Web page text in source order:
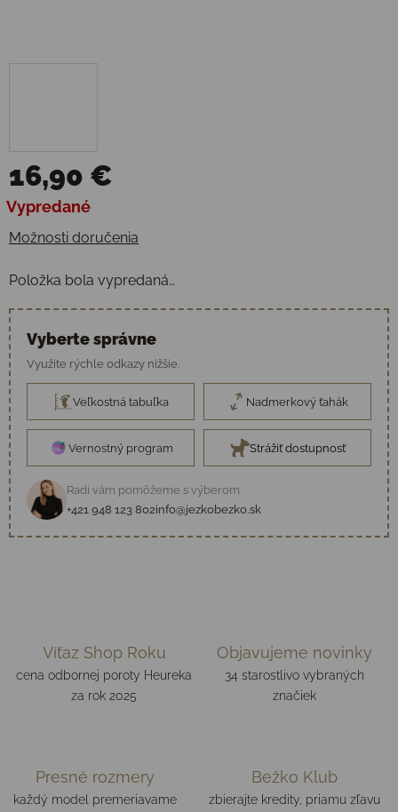
16,90 €
Jednotková cena:
Vypredané
Možnosti doručenia
Položka bola vypredaná…
Vyberte správne
Využite rýchle odkazy nižšie.
Veľkostná tabuľka Nadmerkový ťahák
Vernostný program Strážiť dostupnosť
Radi vám pomôžeme s výberom
+421 948 123 802info@jezkobezko.sk
Víťaz Shop Roku
cena odbornej poroty Heureka
za rok 2025
Objavujeme novinky
34 starostlivo vybraných
značiek
Presné rozmery
každý model premeriavame
Bežko Klub
zbierajte kredity, priamu zľavu